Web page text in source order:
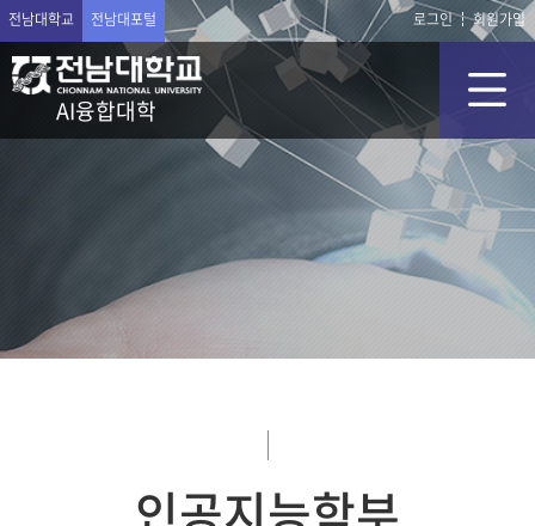
전남대학교 전남대포털 로그인 회원가입
AI융합대학